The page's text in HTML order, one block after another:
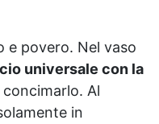
e povero. Nel vaso
universale con la
Al
in